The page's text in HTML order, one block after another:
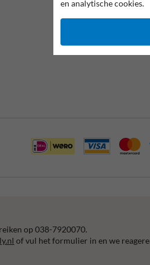
op 038-7920070.
of vul het formulier in en we
en analytische cookies.